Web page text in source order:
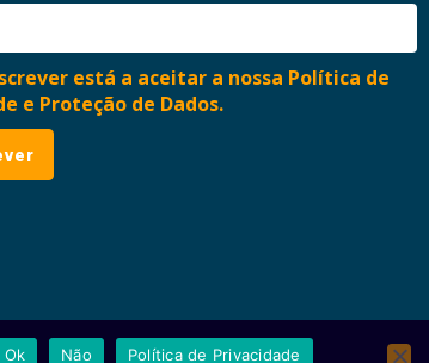
está a aceitar a nossa Política de
e Proteção de Dados.
Privacidade e Proteção de Dados
Ok Não Política de Privacidade